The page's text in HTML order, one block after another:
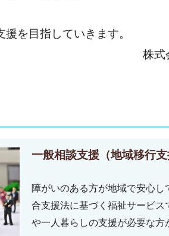
援を目指していきます。
株
一般相談支援（地域移行支
障がいのある方が地域で安心
合支援法に基づく福祉サービ
や一人暮らしの支援が必要な方